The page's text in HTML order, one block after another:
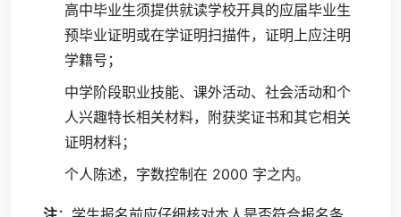
高中毕业生须提供就读学校开具的应届毕业生
预毕业证明或在学证明扫描件，证明上应注明
学籍号；
中学阶段职业技能、课外活动、社会活动和个
人兴趣特长相关材料，附获奖证书和其它相关
证明材料；
个人陈述，字数控制在 2000 字之内。